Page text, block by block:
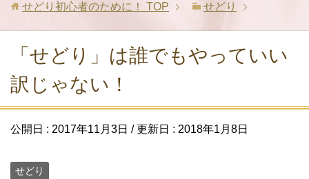
せどり初心者のために！ TOP せどり
「せどり」は誰でもやっていい
訳じゃない！
公開日 : 2017年11月3日 / 更新日 : 2018年1月8日
せどり